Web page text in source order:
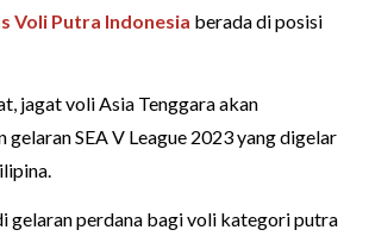
Voli Putra Indonesia berada di posisi
jagat voli Asia Tenggara akan
gelaran SEA V League 2023 yang digelar
gelaran perdana bagi voli kategori putra